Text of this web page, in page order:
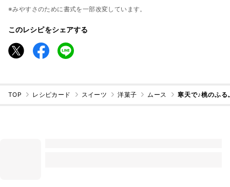
※みやすさのために書式を一部改変しています。
このレシピをシェアする
TOP レシピカード スイーツ 洋菓子 ムース 寒天で♪桃のふ